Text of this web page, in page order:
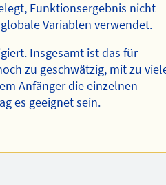
Funktionsergebnis nicht
Variablen verwendet.
Insgesamt ist das für
zu geschwätzig, mit zu
Anfänger die einzelnen
es geeignet sein.